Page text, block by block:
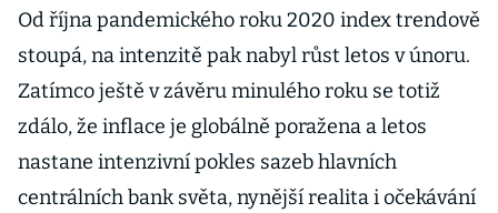
Od října pandemického roku 2020 index trendově
stoupá, na intenzitě pak nabyl růst letos v únoru.
Zatímco ještě v závěru minulého roku se totiž
zdálo, že inflace je globálně poražena a letos
nastane intenzivní pokles sazeb hlavních
centrálních bank světa, nynější realita i očekávání